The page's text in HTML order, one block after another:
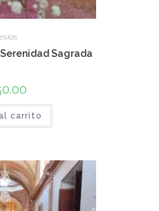
Sagrada
carrito